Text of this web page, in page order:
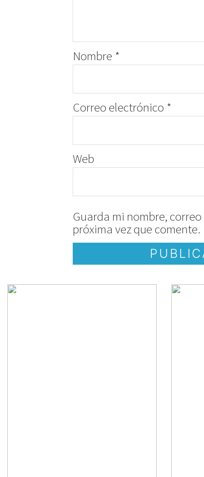
Nombre *
Correo electrónico *
Web
Guarda mi nombre,
próxima vez que comente.